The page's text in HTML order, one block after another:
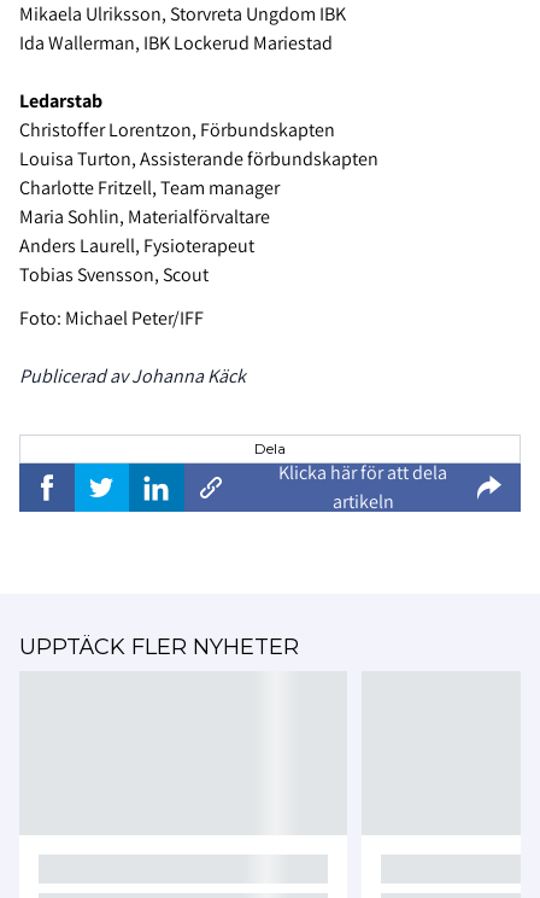
Mikaela Ulriksson, Storvreta Ungdom IBK
Ida Wallerman, IBK Lockerud Mariestad
Ledarstab
Christoffer Lorentzon, Förbundskapten
Louisa Turton, Assisterande förbundskapten
Charlotte Fritzell, Team manager
Maria Sohlin, Materialförvaltare
Anders Laurell, Fysioterapeut
Tobias Svensson, Scout
Foto: Michael Peter/IFF
Publicerad av Johanna Käck
Dela
Klicka här för att dela
artikeln
UPPTÄCK FLER NYHETER